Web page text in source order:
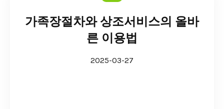
가족장절차와 상조서비스의 올바
른 이용법
2025-03-27